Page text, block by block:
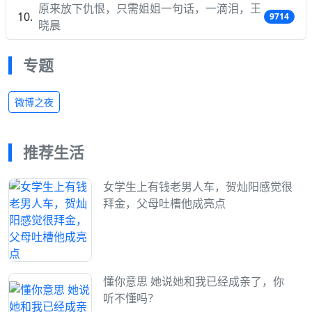
原来放下仇恨，只需姐姐一句话，一滴泪，王
晓晨
9714
专题
微博之夜
推荐生活
女学生上有钱老男人车，贺灿阳感觉很
拜金，父母吐槽他成亮点
懂你意思 她说她和我已经成亲了，你
听不懂吗？